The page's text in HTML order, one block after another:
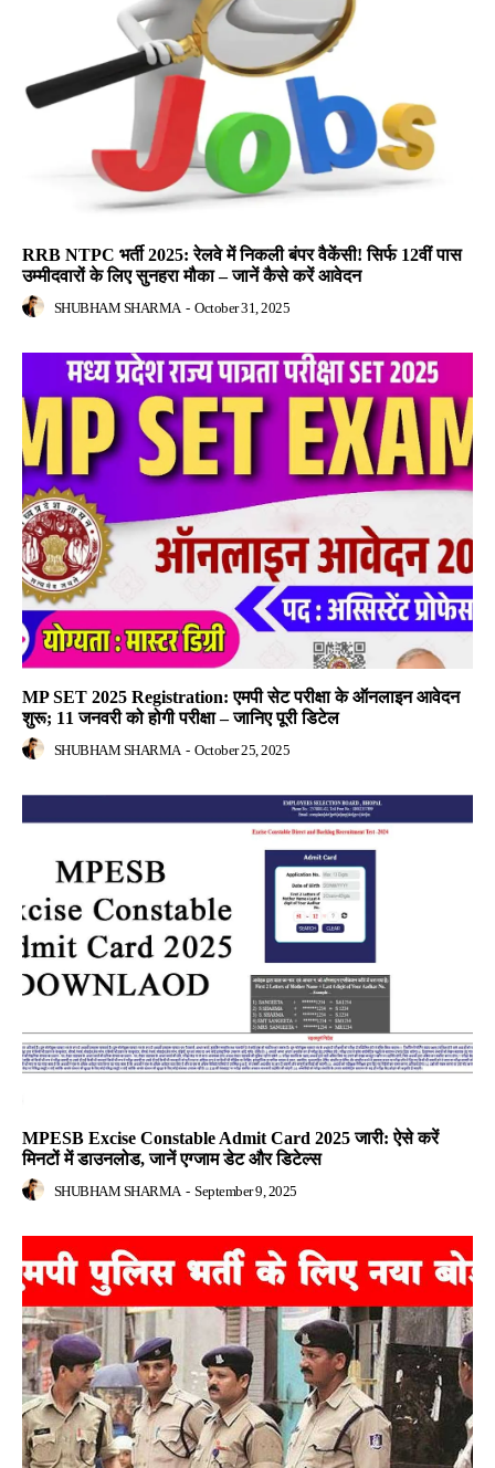
RRB NTPC भर्ती 2025: रेलवे में निकली बंपर वैकेंसी! सिर्फ 12वीं पास
उम्मीदवारों के लिए सुनहरा मौका – जानें कैसे करें आवेदन
SHUBHAM SHARMA - October 31, 2025
MP SET 2025 Registration: एमपी सेट परीक्षा के ऑनलाइन आवेदन
शुरू; 11 जनवरी को होगी परीक्षा – जानिए पूरी डिटेल
SHUBHAM SHARMA - October 25, 2025
MPESB Excise Constable Admit Card 2025 जारी: ऐसे करें
मिनटों में डाउनलोड, जानें एग्जाम डेट और डिटेल्स
SHUBHAM SHARMA - September 9, 2025